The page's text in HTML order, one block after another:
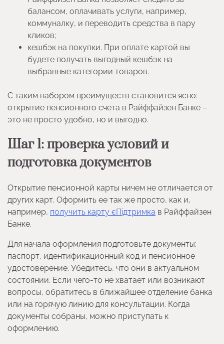
балансом, оплачивать услуги, например,
коммуналку, и переводить средства в пару
кликов;
кешбэк на покупки. При оплате картой вы
будете получать выгодный кешбэк на
выбранные категории товаров.
С таким набором преимуществ становится ясно:
открытие пенсионного счета в Райффайзен Банке –
это не просто удобно, но и выгодно.
Шаг 1: проверка условий и
подготовка документов
Открытие пенсионной карты ничем не отличается от
других карт. Оформить ее так же просто, как и,
например, получить карту єПідтримка в Райффайзен
Банке.
Для начала оформления подготовьте документы:
паспорт, идентификационный код и пенсионное
удостоверение. Убедитесь, что они в актуальном
состоянии. Если чего-то не хватает или возникают
вопросы, обратитесь в ближайшее отделение банка
или на горячую линию для консультации. Когда
документы собраны, можно приступать к
оформлению.